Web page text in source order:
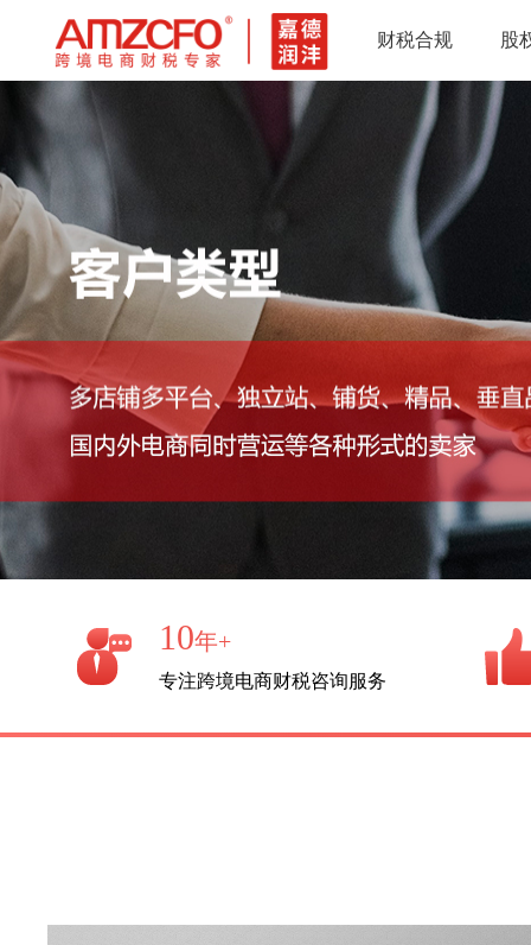
财税合规 股
10年+
专注跨境电商财税咨询服务